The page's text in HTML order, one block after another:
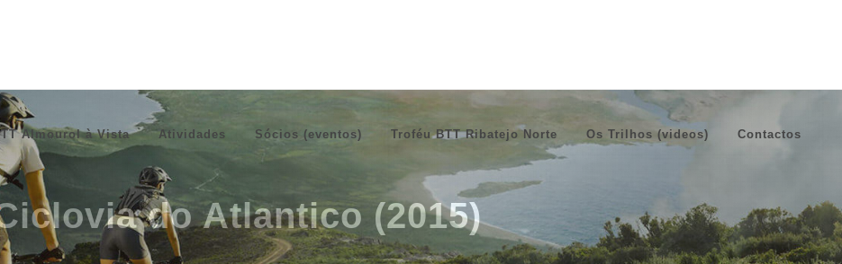
Almourol à Vista Atividades Sócios (eventos) Troféu BTT Ribatejo Norte Os Trilhos (videos) Contactos
do Atlantico (2015)